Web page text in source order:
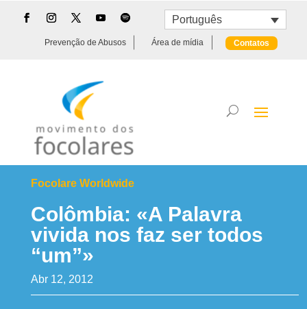
Português
Prevenção de Abusos Área de mídia Contatos
Focolare Worldwide
Colômbia: «A Palavra
vivida nos faz ser todos
“um”»
Abr 12, 2012